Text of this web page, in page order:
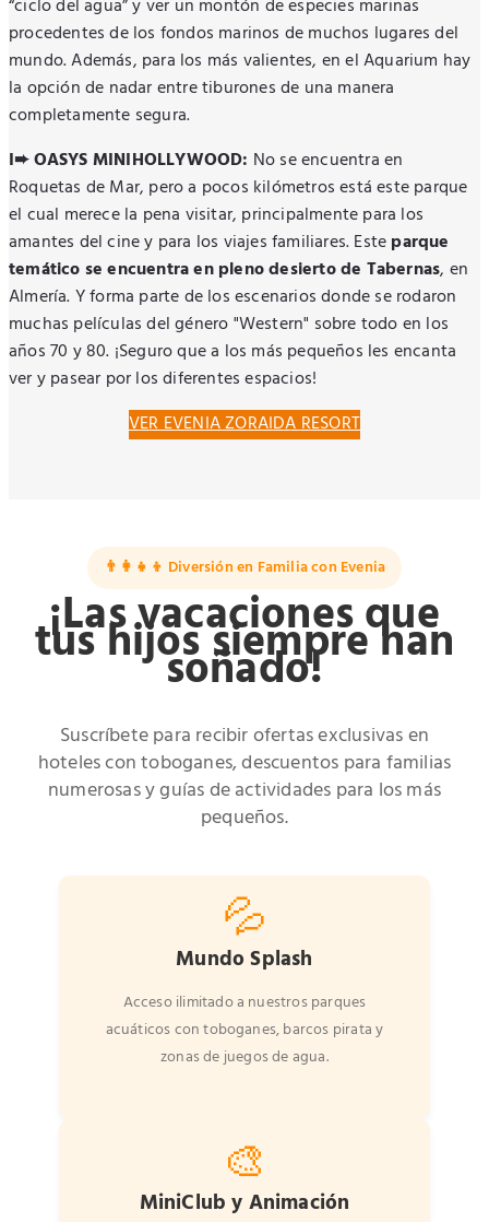
“ciclo del agua” y ver un montón de especies marinas
procedentes de los fondos marinos de muchos lugares del
mundo. Además, para los más valientes, en el Aquarium hay
la opción de nadar entre tiburones de una manera
completamente segura.
I➨ OASYS MINIHOLLYWOOD: No se encuentra en
Roquetas de Mar, pero a pocos kilómetros está este parque
el cual merece la pena visitar, principalmente para los
amantes del cine y para los viajes familiares. Esteparque
temático se encuentra en pleno desierto de Tabernas, en
Almería. Y forma parte de los escenarios donde se rodaron
muchas películas del género "Western" sobre todo en los
años 70 y 80. ¡Seguro que a los más pequeños les encanta
ver y pasear por los diferentes espacios!
VER EVENIA ZORAIDA RESORT
👨‍👩‍👧‍👦 Diversión en Familia con Evenia
¡Las vacaciones que
tus hijos siempre han
soñado!
Suscríbete para recibir ofertas exclusivas en
hoteles con toboganes, descuentos para familias
numerosas y guías de actividades para los más
pequeños.
💦
Mundo Splash
Acceso ilimitado a nuestros parques
acuáticos con toboganes, barcos pirata y
zonas de juegos de agua.
🎨
MiniClub y Animación